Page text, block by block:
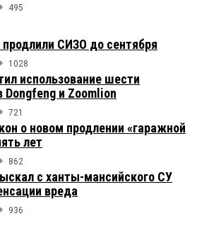
495
СИЗО до сентября
1028
использование шести
Dongfeng и Zoomlion
721
о новом продлении «гаражной
лет
862
с ханты-мансийского СУ
вреда
936